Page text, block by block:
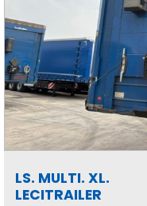
LS. MULTI. XL.
LECITRAILER